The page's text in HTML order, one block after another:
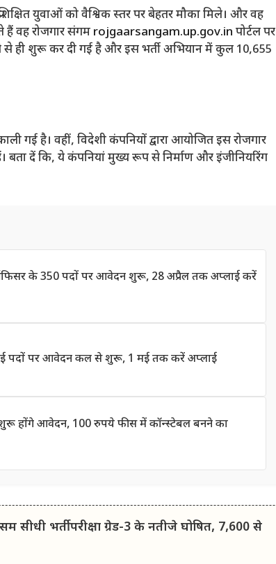
युवाओं को वैश्विक स्तर पर बेहतर मौका मिले। और वह
हैं वह रोजगार संगम rojgaarsangam.up.gov.in पोर्टल पर
ही शुरू कर दी गई है और इस भर्ती अभियान में कुल 10,655
गई है। वहीं, विदेशी कंपनियों द्वारा आयोजित इस रोजगार
बता दें कि, ये कंपनियां मुख्य रूप से निर्माण और इंजीनियरिंग
के 350 पदों पर आवेदन शुरू, 28 अप्रैल तक अप्लाई करें
पदों पर आवेदन कल से शुरू, 1 मई तक करें अप्लाई
होंगे आवेदन, 100 रुपये फीस में कॉन्स्टेबल बनने का
भर्ती परीक्षा ग्रेड-3 के नतीजे घोषित, 7,600 से